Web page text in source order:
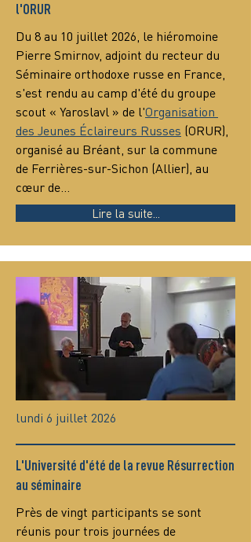
l'ORUR
Du 8 au 10 juillet 2026, le hiéromoine
Pierre Smirnov, adjoint du recteur du
Séminaire orthodoxe russe en France,
s'est rendu au camp d'été du groupe
scout « Yaroslavl » de l'Organisation
des Jeunes Éclaireurs Russes (ORUR),
organisé au Bréant, sur la commune
de Ferrières-sur-Sichon (Allier), au
cœur de…
Lire la suite...
lundi 6 juillet 2026
L'Université d'été de la revue Résurrection
au séminaire
Près de vingt participants se sont
réunis pour trois journées de